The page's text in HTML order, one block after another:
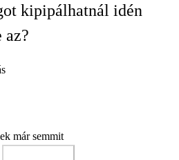
kipipálhatnál idén
az?
már semmit